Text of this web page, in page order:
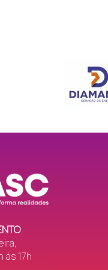
Linhas e Fios (SI)
Palmeirinhas
às 17h